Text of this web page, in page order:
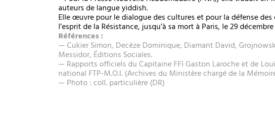
auteurs de langue yiddish.
Elle œuvre pour le dialogue des cultures et pour la défense des
l’esprit de la Résistance, jusqu’à sa mort à Paris, le 29 décembre
Références :
— Cukier Simon, Decèze Dominique, Diamant David,
Messidor, Éditions Sociales.
— Rapports officiels du Capitaine FFI Gaston Laroche et de
national FTP-M.O.I. (Archives du Ministère chargé de la
— Photo : coll. particulière (DR)